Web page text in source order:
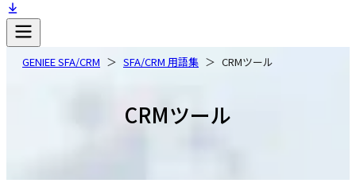
GENIEE SFA/CRM SFA/CRM 用語集 CRMツール
CRMツール